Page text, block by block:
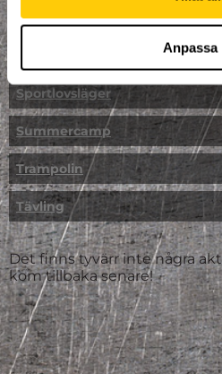
Anpassa
Skateboard
Sportlovsläger
Summercamp
Trampolin
Tävling
Det finns tyvärr inte några
kom tillbaka senare!